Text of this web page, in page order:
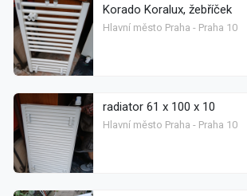
Korado Koralux, žebříček
Hlavní město Praha - Praha 10
radiator 61 x 100 x 10
Hlavní město Praha - Praha 10